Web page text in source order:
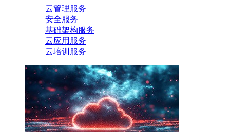
云管理服务
安全服务
基础架构服务
云应用服务
云培训服务